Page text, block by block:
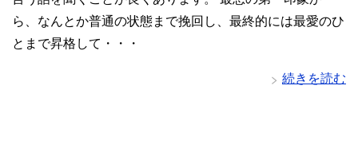
ら、なんとか普通の状態まで挽回し、最終的には最愛のひ
とまで昇格して・・・
続きを読む